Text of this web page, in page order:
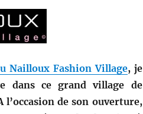
Nailloux Fashion Village, je
dans ce grand village de
l’occasion de son ouverture,